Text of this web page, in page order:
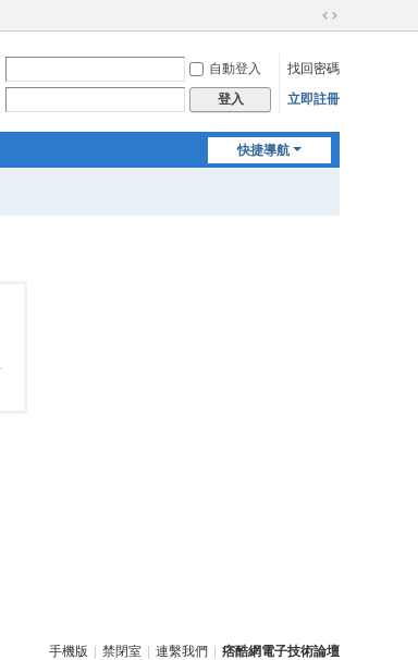
切
到
寬
自動登入
找回密碼
登入 立即註冊
快捷導航
手機版 禁閉室 連繫我們 痞酷網電子技術論壇